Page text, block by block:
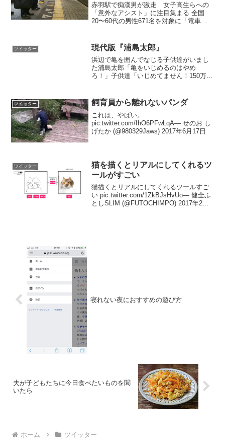
赤羽駅で痴漢男が激走 女子高生らへの
「意外なアシスト」に注目集まる 全国
20〜60代の男性671名を対象に「電車内
る結果となった。いや…なんか普通にヤ
バくない…？— ...
ツイッター 現代版『浦島太郎』
浜辺で亀を囲んでなじる子供達がいまし
た浦島太郎「亀をいじめるのはやめ
ろ！」子供達「いじめてません！150万円
るだけか。いじめと認定できないな」め
でたしめでたし #名...
ツイッター 飼育員から離れないパンダ
これは、やばい。
pic.twitter.com/IhO6PFwLqA— せのお し
げたか (@980329Jaws) 2017年6月17日
ツイッター
猫を描くとリアルにしてくれるツ
ールがすごい
猫描くとリアルにしてくれるツールすご
い pic.twitter.com/1ZkBJsHvUo— 健全ふ
としSLIM (@FUTOCHIMPO) 2017年2月
寝れない夜におすすめの遊び方
夫が子どもたちに今日食べたいものを聞
いたら
ホーム ツイッター